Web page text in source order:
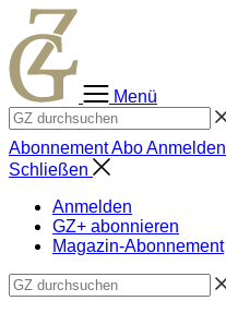
Zum
Inhalt
springen
Menü
AbonnementAboAnmelden
Schließen
Anmelden
GZ+ abonnieren
Magazin-Abonnement